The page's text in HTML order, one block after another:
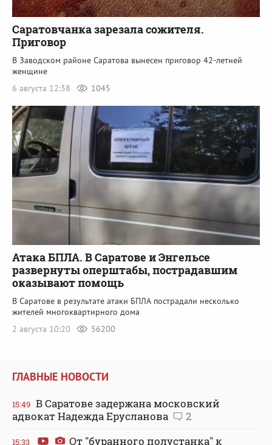
Саратовчанка зарезала сожителя.
Приговор
В Заводском районе Саратова вынесен приговор 42-летней
женщине
6 августа 12:38
1045
Атака БПЛА. В Саратове и Энгельсе
развернуты оперштабы, пострадавшим
оказывают помощь
В Саратове в результате атаки БПЛА пострадали несколько
жителей многоквартирного дома
2 августа 10:20
56200
ГЛАВНЫЕ НОВОСТИ
15:49 В Саратове задержана московский
адвокат Надежда Ерусланова
2
15:33
От "буранного полустанка" к